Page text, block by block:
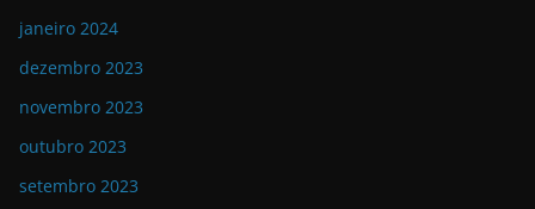
janeiro 2024
dezembro 2023
novembro 2023
outubro 2023
setembro 2023